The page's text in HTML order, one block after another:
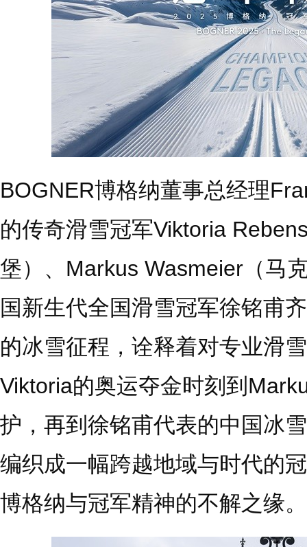
BOGNER博格纳董事总经理
的传奇滑雪冠军Viktoria
堡）、Markus Wasmeier（马
国新生代全国滑雪冠军徐铭甫
的冰雪征程，诠释着对专业滑
Viktoria的奥运夺金时刻到
护，再到徐铭甫代表的中国冰
编织成一幅跨越地域与时代的
博格纳与冠军精神的不解之缘。